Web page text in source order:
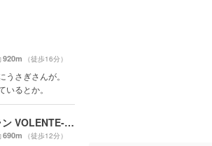
920m （徒歩16分）
さぎさんが。
るとか。
チーズ料理レストラン VOLENTE‐048 ヴォランティゼロヨンハチ
690m （徒歩12分）